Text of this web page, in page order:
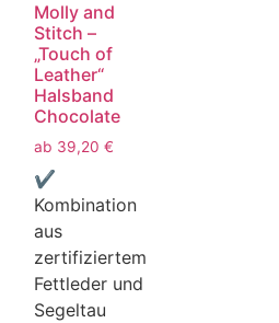
Molly and
Stitch –
„Touch of
Leather“
Halsband
Chocolate
ab 39,20 €
✔
Kombination
aus
zertifiziertem
Fettleder und
Segeltau